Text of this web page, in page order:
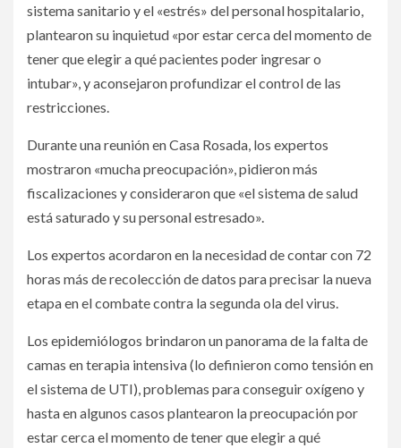
sistema sanitario y el «estrés» del personal hospitalario,
plantearon su inquietud «por estar cerca del momento de
tener que elegir a qué pacientes poder ingresar o
intubar», y aconsejaron profundizar el control de las
restricciones.
Durante una reunión en Casa Rosada, los expertos
mostraron «mucha preocupación», pidieron más
fiscalizaciones y consideraron que «el sistema de salud
está saturado y su personal estresado».
Los expertos acordaron en la necesidad de contar con 72
horas más de recolección de datos para precisar la nueva
etapa en el combate contra la segunda ola del virus.
Los epidemiólogos brindaron un panorama de la falta de
camas en terapia intensiva (lo definieron como tensión en
el sistema de UTI), problemas para conseguir oxígeno y
hasta en algunos casos plantearon la preocupación por
estar cerca el momento de tener que elegir a qué